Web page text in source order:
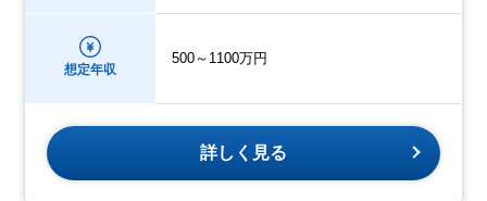
想定年収
500～1100万円
詳しく見る